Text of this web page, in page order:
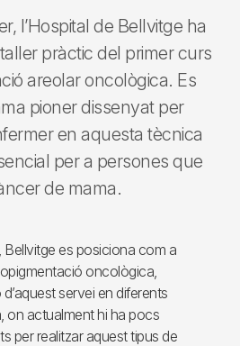
l’Hospital de Bellvitge ha
pràctic del primer curs
areolar oncològica. Es
pioner dissenyat per
en aquesta tècnica
per a persones que
de mama.
Bellvitge es posiciona com a
oncològica,
servei en diferents
on actualment hi ha pocs
per realitzar aquest tipus de